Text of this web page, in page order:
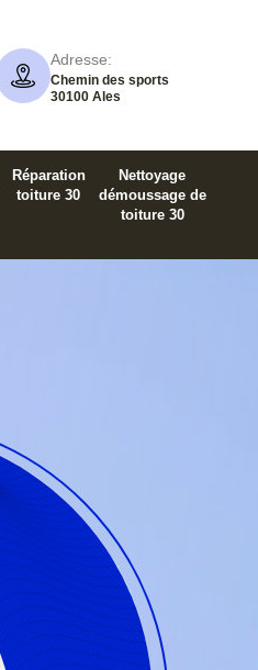
Adresse:
Chemin des sports
30100 Ales
Réparation
toiture 30
Nettoyage
démoussage de
toiture 30